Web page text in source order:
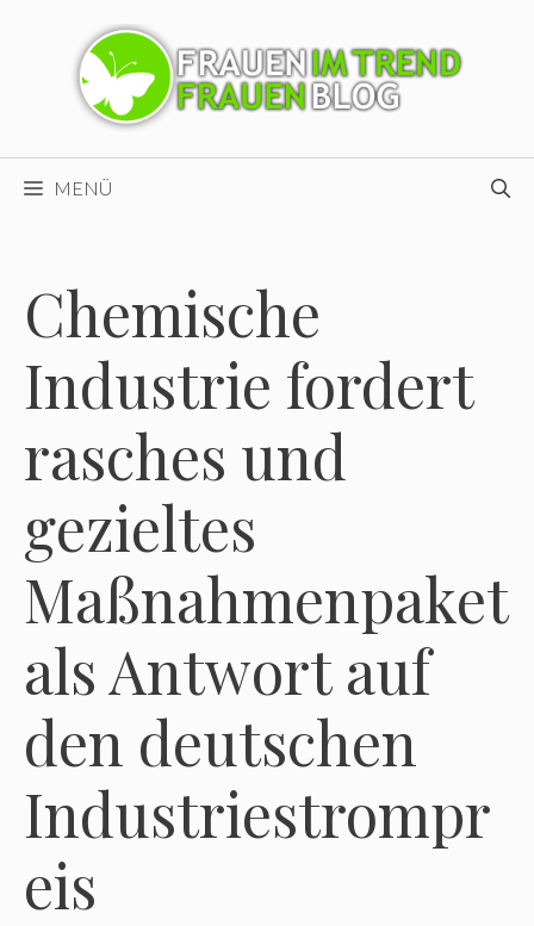
MENÜ
Chemische
Industrie fordert
rasches und
gezieltes
Maßnahmenpaket
als Antwort auf
den deutschen
Industriestrompr
eis